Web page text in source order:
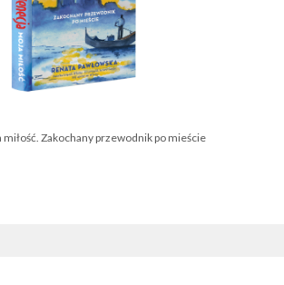
Zakochany przewodnik po mieście